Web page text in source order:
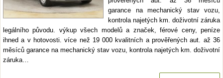
garance na mechanický stav vozu,
kontrola najetých km. doživotní záruka
legálního původu. výkup všech modelů a značek, férové ceny, peníze
ihned a v hotovosti. více než 19 000 kvalitních a prověřených aut. až 36
měsíců garance na mechanický stav vozu, kontrola najetých km. doživotní
záruka…